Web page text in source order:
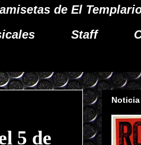
de El
Staff
5 de